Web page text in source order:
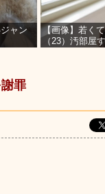
ャン
【画像】若く
（23）汚部屋
罪